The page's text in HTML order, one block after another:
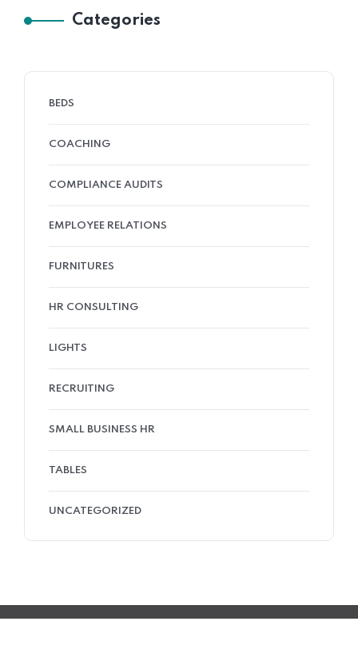
Categories
BEDS
COACHING
COMPLIANCE AUDITS
EMPLOYEE RELATIONS
FURNITURES
HR CONSULTING
LIGHTS
RECRUITING
SMALL BUSINESS HR
TABLES
UNCATEGORIZED